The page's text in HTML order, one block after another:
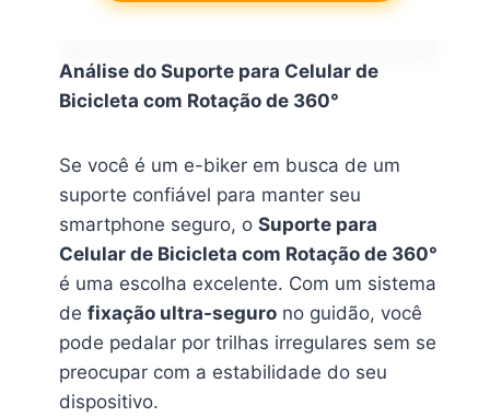
Análise do Suporte para Celular de
Bicicleta com Rotação de 360°
Se você é um e-biker em busca de um
suporte confiável para manter seu
smartphone seguro, o Suporte para
Celular de Bicicleta com Rotação de 360°
é uma escolha excelente. Com um sistema
de fixação ultra-seguro no guidão, você
pode pedalar por trilhas irregulares sem se
preocupar com a estabilidade do seu
dispositivo.